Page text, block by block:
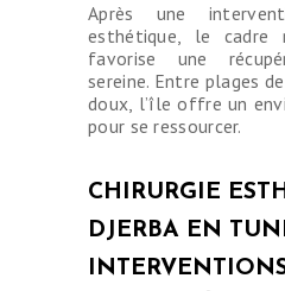
Après une
esthétique, le cadre
favorise une
sereine. Entre plages
doux, l’île offre un
pour se ressourcer.
CHIRURGIE
DJERBA EN